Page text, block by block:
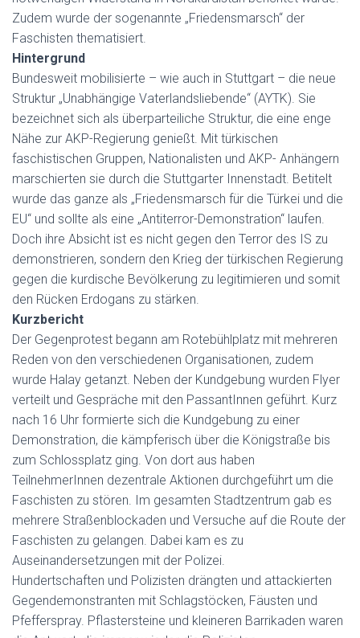
Zudem wurde der sogenannte „Friedensmarsch“ der
Faschisten thematisiert.
Hintergrund
Bundesweit mobilisierte – wie auch in Stuttgart – die neue
Struktur „Unabhängige Vaterlandsliebende“ (AYTK). Sie
bezeichnet sich als überparteiliche Struktur, die eine enge
Nähe zur AKP-Regierung genießt. Mit türkischen
faschistischen Gruppen, Nationalisten und AKP- Anhängern
marschierten sie durch die Stuttgarter Innenstadt. Betitelt
wurde das ganze als „Friedensmarsch für die Türkei und die
EU“ und sollte als eine „Antiterror-Demonstration“ laufen.
Doch ihre Absicht ist es nicht gegen den Terror des IS zu
demonstrieren, sondern den Krieg der türkischen Regierung
gegen die kurdische Bevölkerung zu legitimieren und somit
den Rücken Erdogans zu stärken.
Kurzbericht
Der Gegenprotest begann am Rotebühlplatz mit mehreren
Reden von den verschiedenen Organisationen, zudem
wurde Halay getanzt. Neben der Kundgebung wurden Flyer
verteilt und Gespräche mit den PassantInnen geführt. Kurz
nach 16 Uhr formierte sich die Kundgebung zu einer
Demonstration, die kämpferisch über die Königstraße bis
zum Schlossplatz ging. Von dort aus haben
TeilnehmerInnen dezentrale Aktionen durchgeführt um die
Faschisten zu stören. Im gesamten Stadtzentrum gab es
mehrere Straßenblockaden und Versuche auf die Route der
Faschisten zu gelangen. Dabei kam es zu
Auseinandersetzungen mit der Polizei.
Hundertschaften und Polizisten drängten und attackierten
Gegendemonstranten mit Schlagstöcken, Fäusten und
Pfefferspray. Pflastersteine und kleineren Barrikaden waren